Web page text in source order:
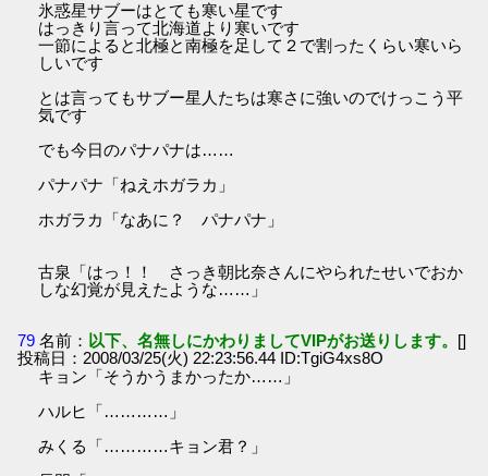
氷惑星サブーはとても寒い星です
はっきり言って北海道より寒いです
一節によると北極と南極を足して２で割ったくらい寒いら
しいです
とは言ってもサブー星人たちは寒さに強いのでけっこう平
気です
でも今日のパナパナは……
パナパナ「ねえホガラカ」
ホガラカ「なあに？ パナパナ」
古泉「はっ！！ さっき朝比奈さんにやられたせいでおか
しな幻覚が見えたような……」
79 名前： 以下、名無しにかわりましてVIPがお送りします。 []
投稿日：2008/03/25(火) 22:23:56.44 ID:TgiG4xs8O
キョン「そうかうまかったか……」
ハルヒ「…………」
みくる「…………キョン君？」